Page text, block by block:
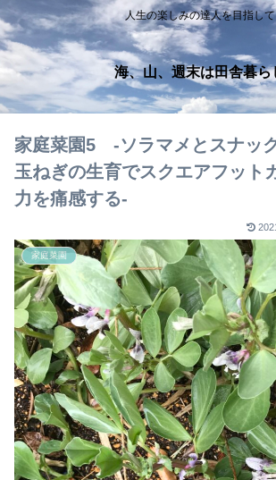
人生の楽しみの達人を目指して
海、山、週末は田舎暮ら
家庭菜園5 ‐ソラマメとスナッ
玉ねぎの生育でスクエアフット
力を痛感する‐
家庭菜園